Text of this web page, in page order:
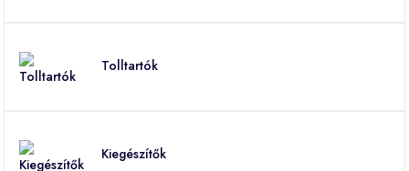
Tolltartók
Kiegészítők